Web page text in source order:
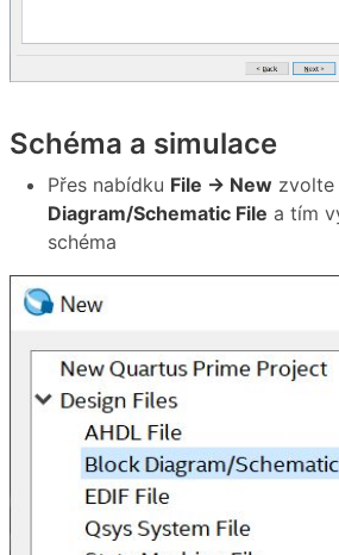
Schéma a simulace
Přes nabídku File → New zvolte
Diagram/Schematic File a tím
schéma